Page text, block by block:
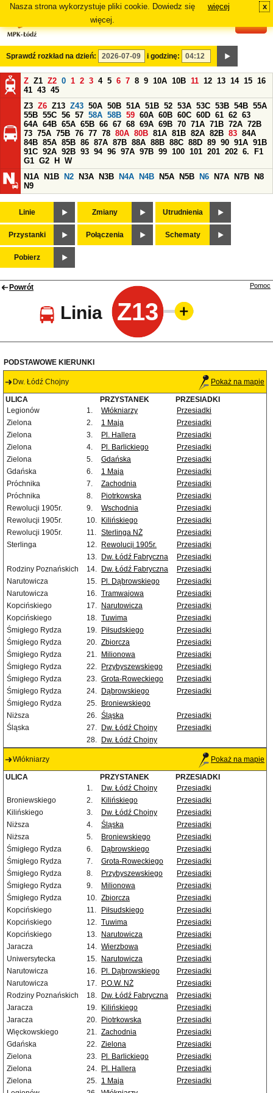
Nasza strona wykorzystuje pliki cookie. Dowiedz się
więcej.
więcej x
Sprawdź rozkład na dzień: i godzinę:
Z Z1 Z2 0 1 2 3 4 5 6 7 8 9 10A 10B 11 12 13 14 15 16
41 43 45
Z3 Z6 Z13 Z43 50A 50B 51A 51B 52 53A 53C 53B 54B 55A
55B 55C 56 57 58A 58B 59 60A 60B 60C 60D 61 62 63
64A 64B 65A 65B 66 67 68 69A 69B 70 71A 71B 72A 72B
73 75A 75B 76 77 78 80A 80B 81A 81B 82A 82B 83 84A
84B 85A 85B 86 87A 87B 88A 88B 88C 88D 89 90 91A 91B
91C 92A 92B 93 94 96 97A 97B 99 100 101 201 202 6.
F1
G1 G2 H
W
N1A
N1B N2 N3A N3B N4A N4B N5A N5B N6 N7A N7B
N8
N9
Linie Zmiany Utrudnienia
Przystanki Połączenia Schematy
Pobierz
Powrót
Linia Z13
Pomoc
PODSTAWOWE KIERUNKI
Dw. Łódź Chojny Pokaż na mapie
ULICA PRZYSTANEK
PRZESIADKI
Legionów
1. Włókniarzy
Przesiadki
Zielona
2. 1 Maja
Przesiadki
Zielona
3. Pl. Hallera
Przesiadki
Zielona
4. Pl. Barlickiego
Przesiadki
Zielona
5. Gdańska
Przesiadki
Gdańska
6. 1 Maja
Przesiadki
Próchnika
7. Zachodnia
Przesiadki
Próchnika
8. Piotrkowska
Przesiadki
Rewolucji 1905r.
9. Wschodnia
Przesiadki
Rewolucji 1905r.
10. Kilińskiego
Przesiadki
Rewolucji 1905r.
11. Sterlinga NŻ
Przesiadki
Sterlinga
12. Rewolucji 1905r.
Przesiadki
13.
Dw. Łódź Fabryczna
Przesiadki
Rodziny Poznańskich
14. Dw. Łódź Fabryczna
Przesiadki
Narutowicza
15. Pl. Dąbrowskiego
Przesiadki
Narutowicza
16. Tramwajowa
Przesiadki
Kopcińskiego
17. Narutowicza
Przesiadki
Kopcińskiego
18. Tuwima
Przesiadki
Śmigłego Rydza
19. Piłsudskiego
Przesiadki
Śmigłego Rydza
20. Zbiorcza
Przesiadki
Śmigłego Rydza
21. Milionowa
Przesiadki
Śmigłego Rydza
22. Przybyszewskiego
Przesiadki
Śmigłego Rydza
23. Grota-Roweckiego
Przesiadki
Śmigłego Rydza
24. Dąbrowskiego
Przesiadki
Śmigłego Rydza
25.
Broniewskiego
Niższa
26. Śląska
Przesiadki
Śląska
27. Dw. Łódź Chojny
Przesiadki
28.
Dw. Łódź Chojny
Włókniarzy Pokaż na mapie
ULICA PRZYSTANEK
PRZESIADKI
1.
Dw. Łódź Chojny
Przesiadki
Broniewskiego
2. Kilińskiego
Przesiadki
Kilińskiego
3. Dw. Łódź Chojny
Przesiadki
Niższa
4. Śląska
Przesiadki
Niższa
5. Broniewskiego
Przesiadki
Śmigłego Rydza
6. Dąbrowskiego
Przesiadki
Śmigłego Rydza
7. Grota-Roweckiego
Przesiadki
Śmigłego Rydza
8. Przybyszewskiego
Przesiadki
Śmigłego Rydza
9. Milionowa
Przesiadki
Śmigłego Rydza
10. Zbiorcza
Przesiadki
Kopcińskiego
11. Piłsudskiego
Przesiadki
Kopcińskiego
12. Tuwima
Przesiadki
Kopcińskiego
13. Narutowicza
Przesiadki
Jaracza
14. Wierzbowa
Przesiadki
Uniwersytecka
15. Narutowicza
Przesiadki
Narutowicza
16. Pl. Dąbrowskiego
Przesiadki
Narutowicza
17. P.O.W. NŻ
Przesiadki
Rodziny Poznańskich
18. Dw. Łódź Fabryczna
Przesiadki
Jaracza
19. Kilińskiego
Przesiadki
Jaracza
20. Piotrkowska
Przesiadki
Więckowskiego
21. Zachodnia
Przesiadki
Gdańska
22. Zielona
Przesiadki
Zielona
23. Pl. Barlickiego
Przesiadki
Zielona
24. Pl. Hallera
Przesiadki
Zielona
25. 1 Maja
Przesiadki